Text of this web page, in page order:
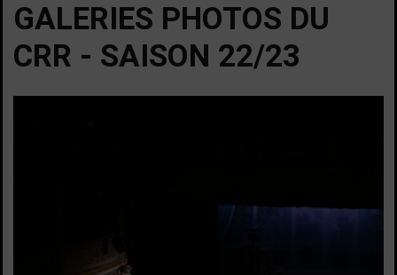
GALERIES PHOTOS DU
CRR - SAISON 22/23